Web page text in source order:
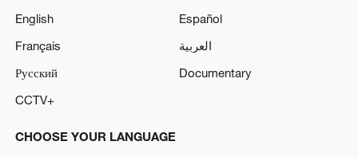
English
Español
Français
العربية
Русский
Documentary
CCTV+
CHOOSE YOUR LANGUAGE